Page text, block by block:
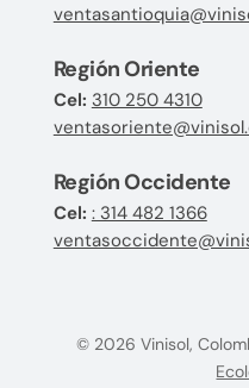
Región Oriente
Cel: 310 250 4310
Región Occidente
Cel: : 314 482 1366
© 2026 Vinisol,